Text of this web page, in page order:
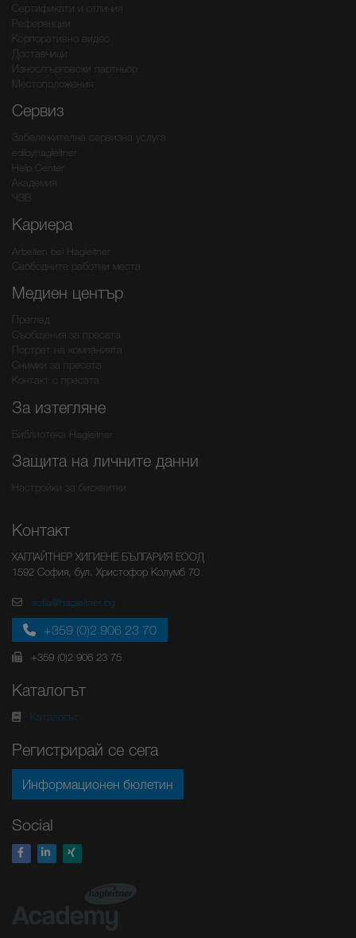
Сертификати и отличия
Референции
Корпоративно видео
Доставчици
Износ/търговски партньор
Местоположения
Сервиз
Забележителна сервизна услуга
edibyhagleitner
Help Center
Академия
ЧЗВ
Кариера
Arbeiten bei Hagleitner
Свободните работни места
Медиен център
Преглед
Съобщения за пресата
Портрет на компанията
Снимки за пресата
Контакт с пресата
За изтегляне
Библиотека Hagleitner
Защита на личните данни
Настройки за бисквитки
Контакт
ХАГЛАЙТНЕР ХИГИЕНЕ БЪЛГАРИЯ ЕООД
1592 София, бул. Христофор Колумб 70
sofia@hagleitner.bg
+359 (0)2 906 23 70
+359 (0)2 906 23 75
Каталогът
Каталогът
Регистрирай се сега
Информационен бюлетин
Social